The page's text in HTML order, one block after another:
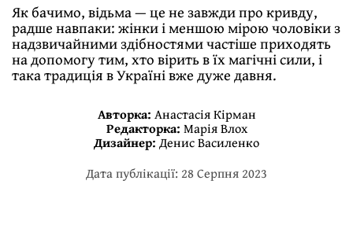
Як бачимо, відьма — це не завжди про кривду,
радше навпаки: жінки і меншою мірою чоловіки з
надзвичайними здібностями частіше приходять
на допомогу тим, хто вірить в їх магічні сили, і
така традиція в Україні вже дуже давня.
Авторка: Анастасія Кірман
Редакторка: Марія Влох
Дизайнер: Денис Василенко
Дата публікації: 28 Серпня 2023